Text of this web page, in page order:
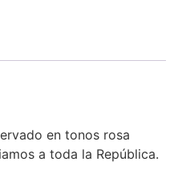
en tonos rosa
a toda la República.